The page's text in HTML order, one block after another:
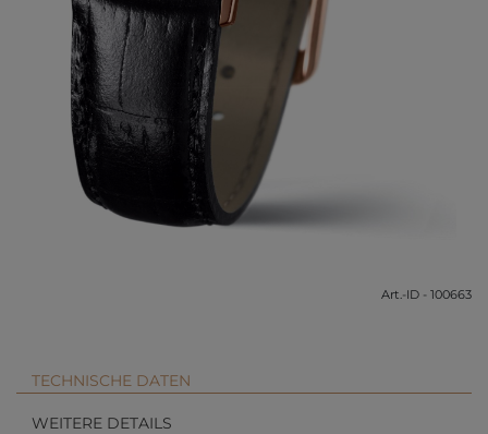
Art.-ID - 100663
TECHNISCHE DATEN
WEITERE DETAILS